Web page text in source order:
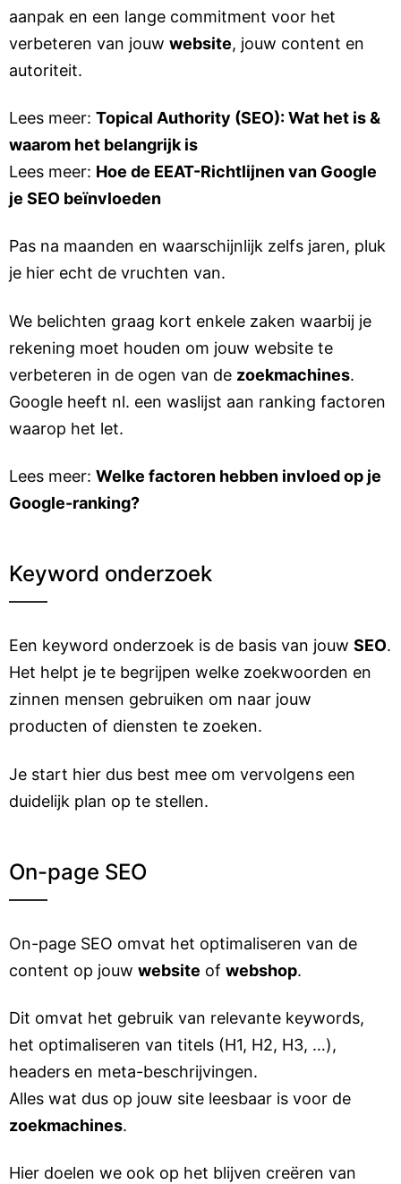
aanpak en een lange commitment voor het
verbeteren van jouw website, jouw content en
autoriteit.
Lees meer: Topical Authority (SEO): Wat het is &
waarom het belangrijk is
Lees meer: Hoe de EEAT-Richtlijnen van Google
je SEO beïnvloeden
Pas na maanden en waarschijnlijk zelfs jaren, pluk
je hier echt de vruchten van.
We belichten graag kort enkele zaken waarbij je
rekening moet houden om jouw website te
verbeteren in de ogen van de zoekmachines.
Google heeft nl. een waslijst aan ranking factoren
waarop het let.
Lees meer: Welke factoren hebben invloed op je
Google-ranking?
Keyword onderzoek
Een keyword onderzoek is de basis van jouw SEO.
Het helpt je te begrijpen welke zoekwoorden en
zinnen mensen gebruiken om naar jouw
producten of diensten te zoeken.
Je start hier dus best mee om vervolgens een
duidelijk plan op te stellen.
On-page SEO
On-page SEO omvat het optimaliseren van de
content op jouw website of webshop.
Dit omvat het gebruik van relevante keywords,
het optimaliseren van titels (H1, H2, H3, …),
headers en meta-beschrijvingen.
Alles wat dus op jouw site leesbaar is voor de
zoekmachines.
Hier doelen we ook op het blijven creëren van